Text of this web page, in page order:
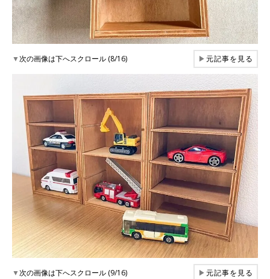
▼次の画像は下へスクロール (8/16) ▶元記事を見る
▼次の画像は下へスクロール (9/16) ▶元記事を見る